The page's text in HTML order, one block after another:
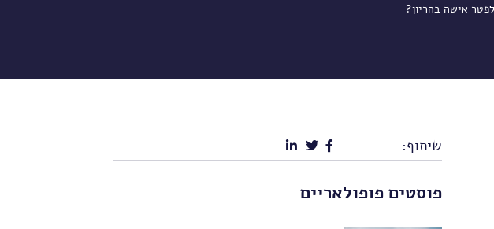
אישה בהריון?
שיתוף:
פוסטים פופולאריים